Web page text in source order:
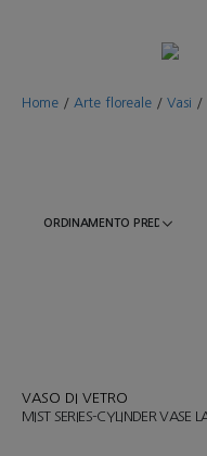
Home / Arte floreale / Vasi /
VASO DI VETRO